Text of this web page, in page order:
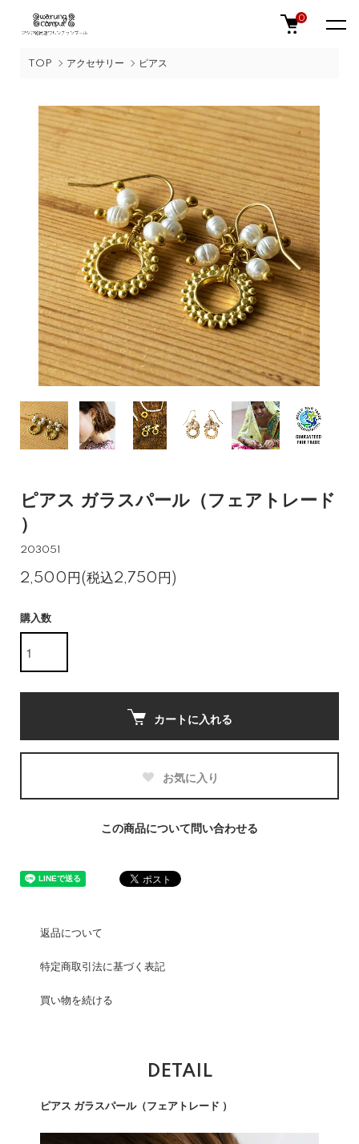
0
TOP アクセサリー ピアス
ピアス ガラスパール（フェアトレード
）
203051
2,500円(税込2,750円)
購入数
カートに入れる
お気に入り
この商品について問い合わせる
返品について
特定商取引法に基づく表記
買い物を続ける
DETAIL
ピアス ガラスパール（フェアトレード ）